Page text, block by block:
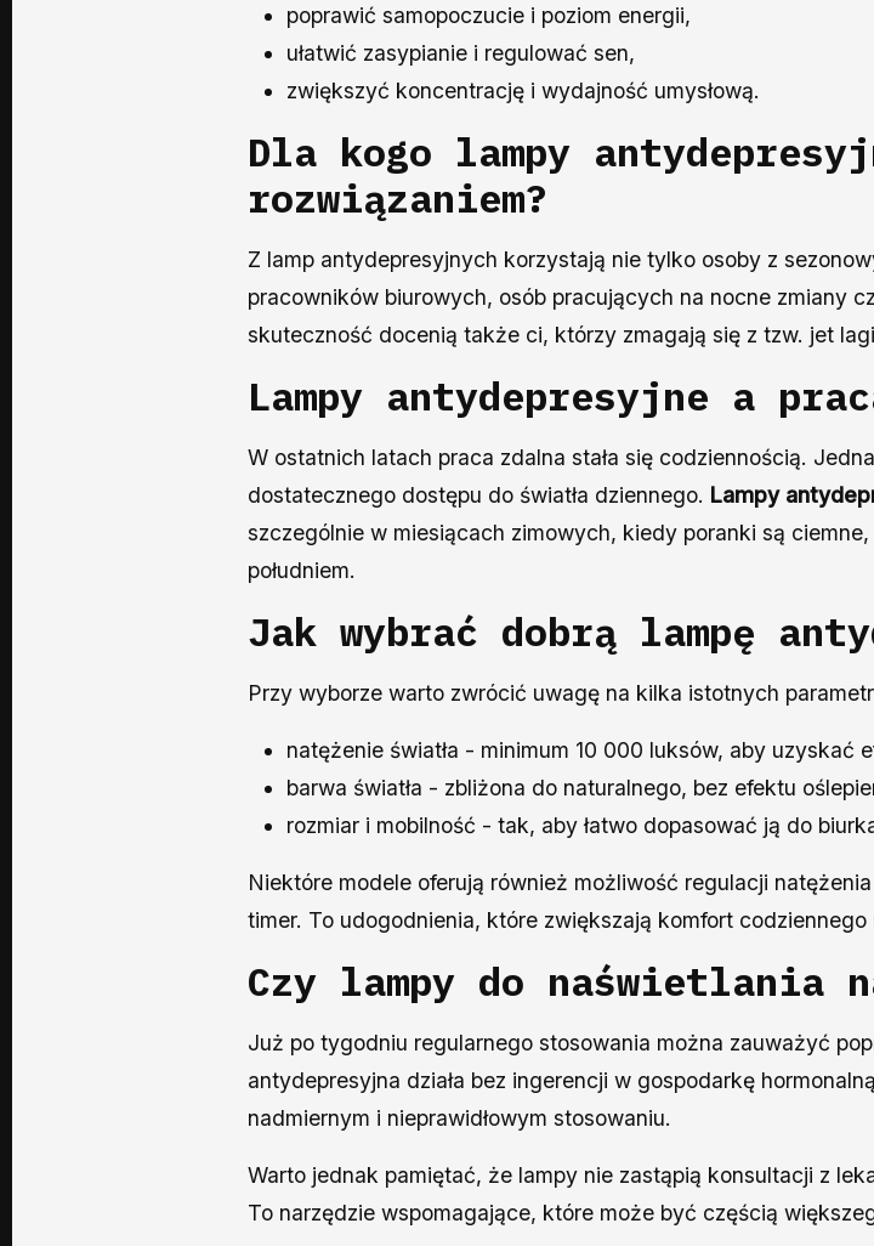
poprawić samopoczucie i poziom energii,
ułatwić zasypianie i regulować sen,
zwiększyć koncentrację i wydajność umysłową.
Dla kogo lampy
rozwiązaniem?
Z lamp antydepresyjnych korzystają nie tylko osoby z
pracowników biurowych, osób pracujących na nocne zmiany
skuteczność docenią także ci, którzy zmagają się z tzw. jet
Lampy antydepresyjne a
W ostatnich latach praca zdalna stała się codziennością.
dostatecznego dostępu do światła dziennego. Lampy
szczególnie w miesiącach zimowych, kiedy poranki są
południem.
Jak wybrać dobrą lampę
Przy wyborze warto zwrócić uwagę na kilka istotnych
natężenie światła - minimum 10 000 luksów, aby uzyskać
barwa światła - zbliżona do naturalnego, bez efektu
rozmiar i mobilność - tak, aby łatwo dopasować ją do
Niektóre modele oferują również możliwość regulacji
timer. To udogodnienia, które zwiększają komfort
Czy lampy do naświetlania
Już po tygodniu regularnego stosowania można zauważyć
antydepresyjna działa bez ingerencji w gospodarkę
nadmiernym i nieprawidłowym stosowaniu.
Warto jednak pamiętać, że lampy nie zastąpią konsultacji z
To narzędzie wspomagające, które może być częścią